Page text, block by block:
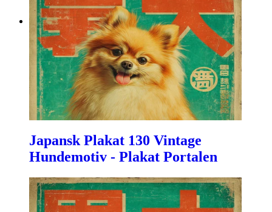
Japansk Plakat 130 Vintage
Hundemotiv - Plakat Portalen